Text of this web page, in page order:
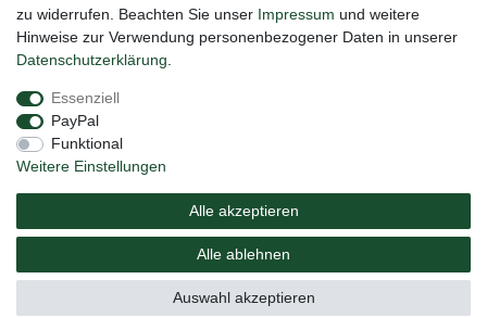
Impressum
Barrierefreiheitserklärung
Versand Elektrogesetz Bedienungsanleitung
© Copyright 2020 NAUC. Alle Rechte vorbehalten.
zu widerrufen. Beachten Sie unser Impressum und weitere
Hinweise zur Verwendung personenbezogener Daten in unserer
Daten­schutz­erklärung
Essenziell
PayPal
Funktional
Weitere Einstellungen
Alle akzeptieren
Alle ablehnen
Auswahl akzeptieren